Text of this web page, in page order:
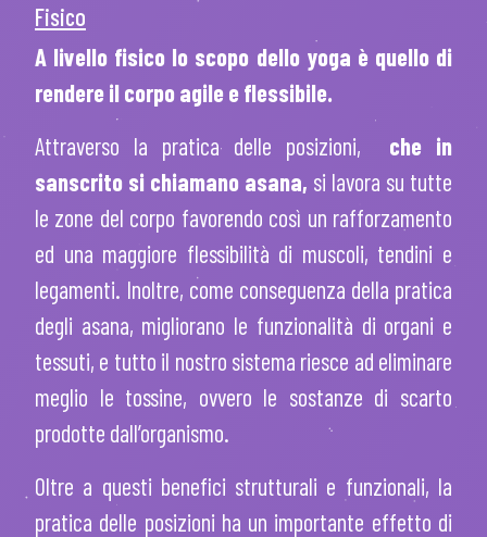
Fisico
A livello fisico lo scopo dello yoga è quello di
rendere il corpo agile e flessibile.
Attraverso la pratica delle posizioni,
che in
sanscrito si chiamano asana, si lavora su tutte
le zone del corpo favorendo così un rafforzamento
ed una maggiore flessibilità di muscoli, tendini e
legamenti. Inoltre, come conseguenza della pratica
degli asana, migliorano le funzionalità di organi e
tessuti, e tutto il nostro sistema riesce ad eliminare
meglio le tossine, ovvero le sostanze di scarto
prodotte dall’organismo.
Oltre a questi benefici strutturali e funzionali, la
pratica delle posizioni ha un importante effetto di